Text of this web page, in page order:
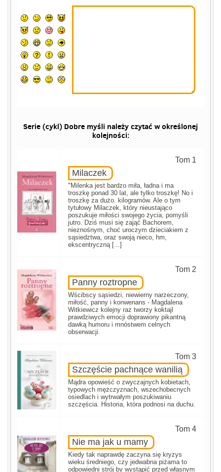
Serie (cykl) Dobre myśli należy czytać w określonej
kolejności:
Tom 1
Milaczek
"Milenka jest bardzo miła, ładna i ma
troszkę ponad 30 lat, ale tylko troszkę! No i
troszkę za dużo. kilogramów. Ale o tym
tytułowy Milaczek, który nieustająco
poszukuje miłości swojego życia, pomyśli
jutro. Dziś musi się zająć Bachorem,
nieznośnym, choć uroczym dzieciakiem z
sąsiedztwa, oraz swoją nieco, hm,
ekscentryczną [...]
Tom 2
Panny roztropne
Wścibscy sąsiedzi, niewierny narzeczony,
miłość, panny i konwenans - Magdalena
Witkiewicz kolejny raz tworzy koktajl
prawdziwych emocji doprawiony pikantną
dawką humoru i mnóstwem celnych
obserwacji.
Tom 3
Szczęście pachnące wanilią
Mądra opowieść o zwyczajnych kobietach,
typowych mężczyznach, wszechobecnych
osiedlach i wytrwałym poszukiwaniu
szczęścia. Historia, która podnosi na duchu.
Tom 4
Nie ma jak u mamy
Kiedy tak naprawdę zaczyna się kryzys
wieku średniego, czy jedwabna piżama to
odpowiedni strój by wystąpić przed własnym